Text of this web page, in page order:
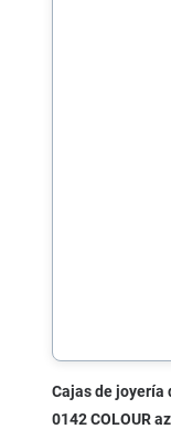
Cajas de joyería
0142 COLOUR